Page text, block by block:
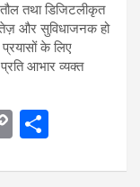
तौल तथा डिजिटलीकृत
तेज़ और सुविधाजनक हो
के लिए
आभार व्यक्त
C